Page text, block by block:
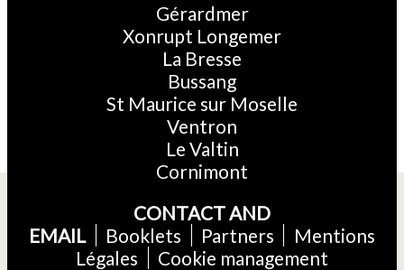
Gérardmer
Xonrupt Longemer
La Bresse
Bussang
St Maurice sur Moselle
Ventron
Le Valtin
Cornimont
CONTACT AND
EMAIL
Booklets Partners
Mentions
Légales
Cookie management